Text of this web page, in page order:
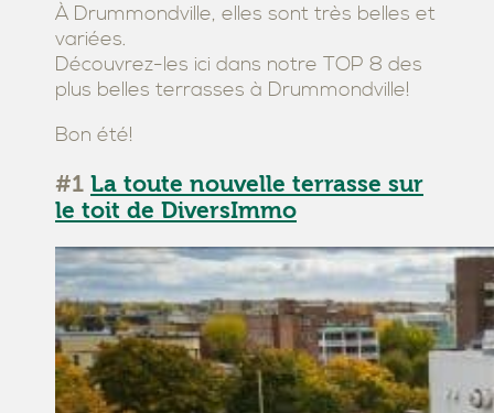
À Drummondville, elles sont très belles et
variées.
Découvrez-les ici dans notre TOP 8 des
plus belles terrasses à Drummondville!
Bon été!
#1 La toute nouvelle terrasse sur
le toit de DiversImmo